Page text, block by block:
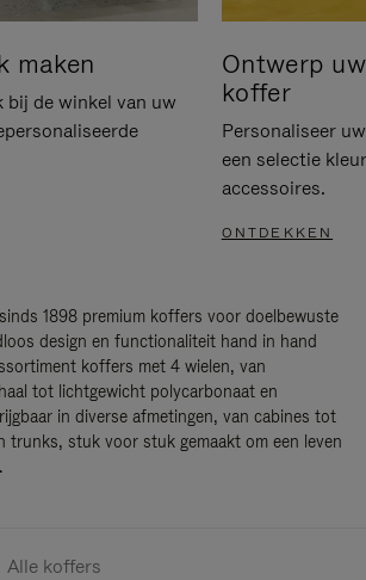
maken
bij de winkel van uw
Ontwerp
koffer
Personaliseer
een selectie
accessoires.
ONTDEKKEN
1898 premium koffers voor doelbewuste
design en functionaliteit hand in hand
koffers met 4 wielen, van
tot lichtgewicht polycarbonaat en
in diverse afmetingen, van cabines tot
trunks, stuk voor stuk gemaakt om een leven
Alle koffers